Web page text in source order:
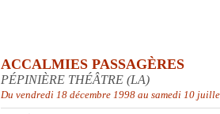
ACCALMIES PASSAGÈRES
PÉPINIÈRE THÉÂTRE (LA)
Du vendredi 18 décembre 1998 au samedi 10